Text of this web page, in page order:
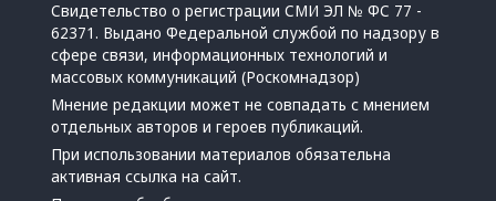
Свидетельство о регистрации СМИ ЭЛ № ФС 77 -
62371. Выдано Федеральной службой по надзору в
сфере связи, информационных технологий и
массовых коммуникаций (Роскомнадзор)
Мнение редакции может не совпадать с мнением
отдельных авторов и героев публикаций.
При использовании материалов обязательна
активная ссылка на сайт.